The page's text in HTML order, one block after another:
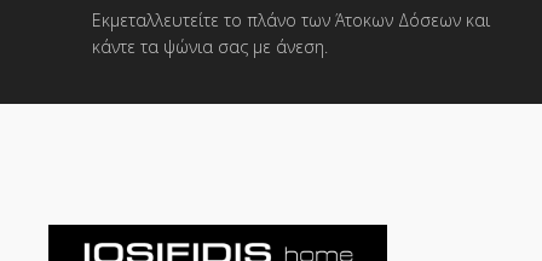
Εκμεταλλευτείτε το πλάνο των Άτοκων Δόσεων και
κάντε τα ψώνια σας με άνεση.